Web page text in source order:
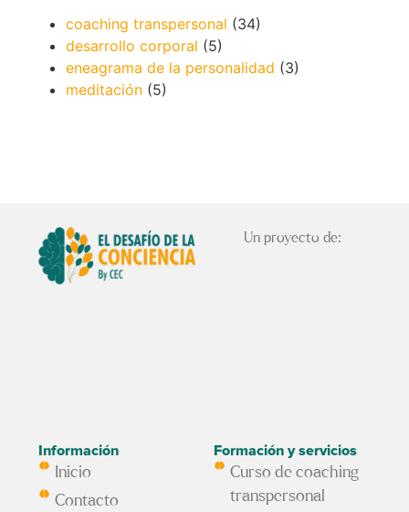
coaching transpersonal (34)
desarrollo corporal (5)
eneagrama de la personalidad (3)
meditación (5)
Un proyecto de:
Información
Inicio
Contacto
Formación y servicios
Curso de coaching
transpersonal